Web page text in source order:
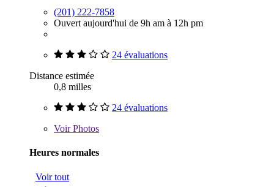
(201) 222-7858
Ouvert aujourd'hui de 9h am à 12h pm
24 évaluations
Distance estimée
0,8 milles
24 évaluations
VoirPhotos
Heures normales
Voir tout